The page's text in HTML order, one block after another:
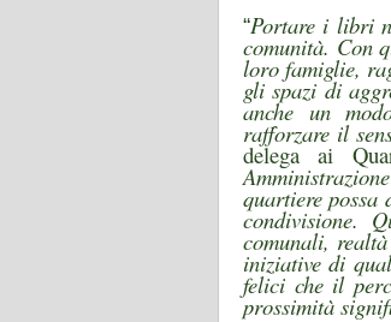
“Portare i libri
comunità. Con
loro famiglie,
gli spazi di
anche un
rafforzare il
delega ai
quartiere possa
condivisione.
comunali,
iniziative di
felici che il
prossimità